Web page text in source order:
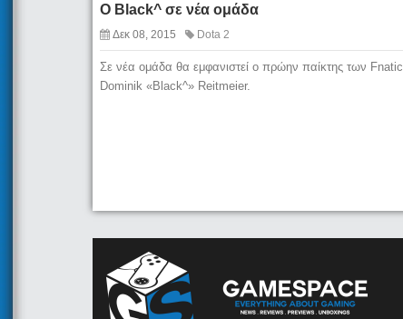
Ο Black^ σε νέα ομάδα
Δεκ 08, 2015 Dota 2
Σε νέα ομάδα θα εμφανιστεί ο πρώην παίκτης των Fnatic,
Dominik «Black^» Reitmeier.